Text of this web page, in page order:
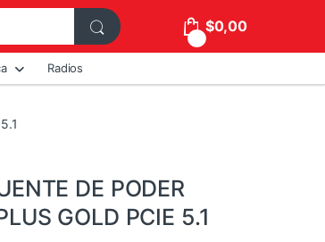
$0,00
Radios
DE PODER
GOLD PCIE 5.1